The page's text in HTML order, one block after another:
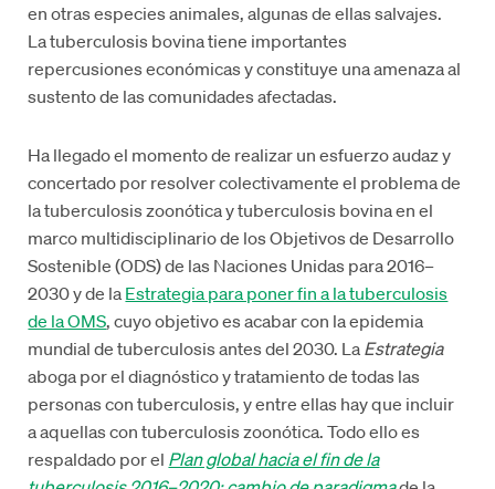
en otras especies animales, algunas de ellas salvajes.
La tuberculosis bovina tiene importantes
repercusiones económicas y constituye una amenaza al
sustento de las comunidades afectadas.
Ha llegado el momento de realizar un esfuerzo audaz y
concertado por resolver colectivamente el problema de
la tuberculosis zoonótica y tuberculosis bovina en el
marco multidisciplinario de los Objetivos de Desarrollo
Sostenible (ODS) de las Naciones Unidas para 2016–
2030 y de laEstrategia para poner fin a la tuberculosis
de la OMS, cuyo objetivo es acabar con la epidemia
mundial de tuberculosis antes del 2030. LaEstrategia
aboga por el diagnóstico y tratamiento de todas las
personas con tuberculosis, y entre ellas hay que incluir
a aquellas con tuberculosis zoonótica. Todo ello es
respaldado por el Plan global hacia el fin de la